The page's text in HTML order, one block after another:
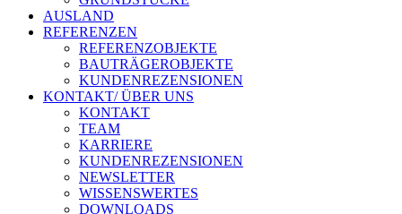
AUSLAND
REFERENZEN
REFERENZOBJEKTE
BAUTRÄGEROBJEKTE
KUNDENREZENSIONEN
KONTAKT/ ÜBER UNS
KONTAKT
TEAM
KARRIERE
KUNDENREZENSIONEN
NEWSLETTER
WISSENSWERTES
DOWNLOADS